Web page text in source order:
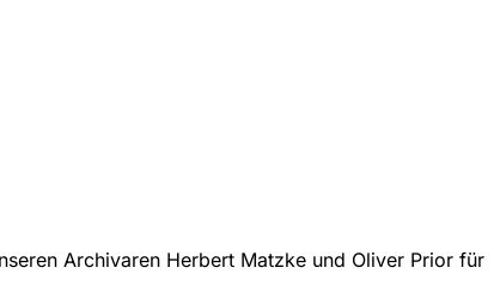
Archivaren Herbert Matzke und Oliver Prior für